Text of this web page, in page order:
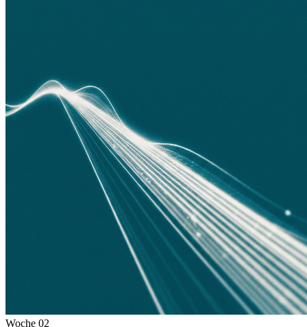
Woche 02